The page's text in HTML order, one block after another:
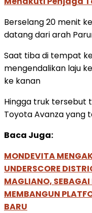
Berselang 20 menit
datang dari arah
Saat tiba di tempat
mengendalikan laju
ke kanan
Hingga truk tersebut
Toyota Avanza yang
Baca Juga:
MONDEVITA
UNDERSCORE
MAGLIANO,
MEMBANGUN
BARU